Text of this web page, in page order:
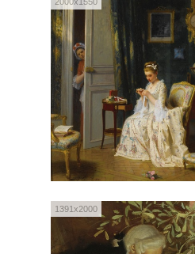
2000x1550
1391x2000